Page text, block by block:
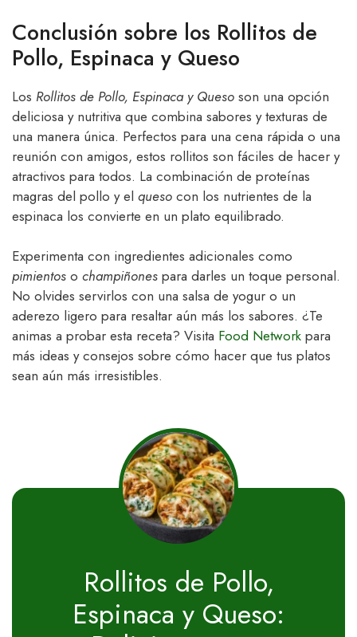
Conclusión sobre los Rollitos de
Pollo, Espinaca y Queso
Los Rollitos de Pollo, Espinaca y Queso son una opción
deliciosa y nutritiva que combina sabores y texturas de
una manera única. Perfectos para una cena rápida o una
reunión con amigos, estos rollitos son fáciles de hacer y
atractivos para todos. La combinación de proteínas
magras del pollo y el queso con los nutrientes de la
espinaca los convierte en un plato equilibrado.
Experimenta con ingredientes adicionales como
pimientos o champiñones para darles un toque personal.
No olvides servirlos con una salsa de yogur o un
aderezo ligero para resaltar aún más los sabores. ¿Te
animas a probar esta receta? Visita Food Network para
más ideas y consejos sobre cómo hacer que tus platos
sean aún más irresistibles.
Rollitos de Pollo,
Espinaca y Queso: